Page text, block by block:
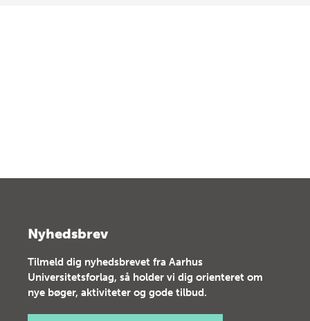
Nyhedsbrev
Tilmeld dig nyhedsbrevet fra Aarhus
Universitetsforlag, så holder vi dig orienteret om
nye bøger, aktiviteter og gode tilbud.